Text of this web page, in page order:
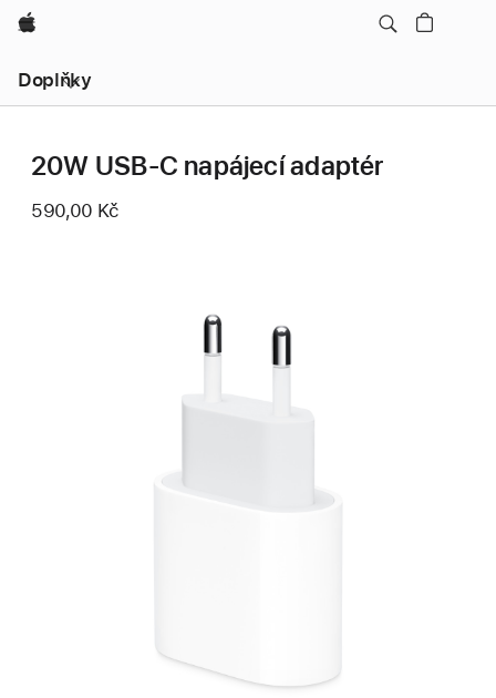
Apple
Doplňky
navigace
–
nabídku
20W USB‑C napájecí adaptér
590,00 Kč